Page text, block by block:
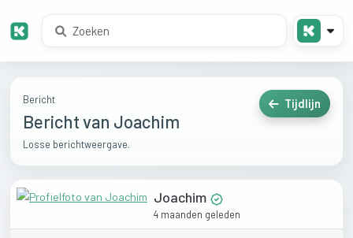
Bericht
Bericht van Joachim
Losse berichtweergave.
Tijdlijn
Joachim
4 maanden geleden